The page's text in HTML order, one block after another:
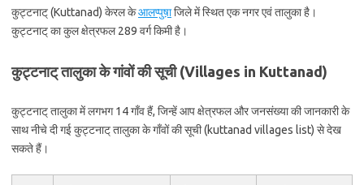
कुट्टनाट् (Kuttanad) केरल केआलप्पुष़ाजिले में स्थित एक नगर एवं तालुका है।
कुट्टनाट् का कुल क्षेत्रफल 289 वर्ग किमी है।
कुट्टनाट् तालुका के गांवों की सूची (Villages in Kuttanad)
कुट्टनाट् तालुका में लगभग 14 गाँव हैं, जिन्हें आप क्षेत्रफल और जनसंख्या की जानकारी के
साथ नीचे दी गई कुट्टनाट् तालुका के गाँवों की सूची (kuttanad villages list) से देख
सकते हैं।